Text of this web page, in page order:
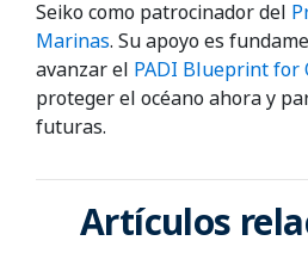
Seiko como patrocinador del
Marinas. Su apoyo es
avanzar el PADI Blueprint for
proteger el océano ahora y
futuras.
Artículos